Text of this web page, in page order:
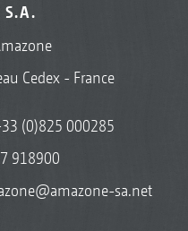
S.A.
Cedex - France
(0)825 000285
918900
sa.net